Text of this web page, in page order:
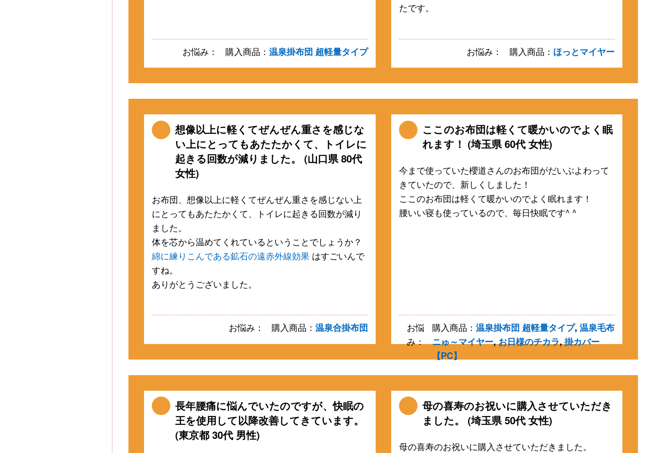
お悩み： 購入商品： 温泉掛布団 超軽量タイプ
たです。
お悩み： 購入商品： ほっとマイヤー
想像以上に軽くてぜんぜん重さを感じな
い上にとってもあたたかくて、トイレに
起きる回数が減りました。 (山口県 80代
女性)
お布団、想像以上に軽くてぜんぜん重さを感じない上
にとってもあたたかくて、トイレに起きる回数が減り
ました。
体を芯から温めてくれているということでしょうか？
綿に練りこんである鉱石の遠赤外線効果 はすごいんで
すね。
ありがとうございました。
お悩み： 購入商品： 温泉合掛布団
ここのお布団は軽くて暖かいのでよく眠
れます！ (埼玉県 60代 女性)
今まで使っていた櫻道さんのお布団がだいぶよわって
きていたので、新しくしました！
ここのお布団は軽くて暖かいのでよく眠れます！
腰いい寝も使っているので、毎日快眠です^ ^
お悩
み：
購入商品： 温泉掛布団 超軽量タイプ, 温泉毛布
ニゅ～マイヤー,お日様のチカラ,掛カバー
【PC】
長年腰痛に悩んでいたのですが、快眠の
王を使用して以降改善してきています。
(東京都 30代 男性)
母の喜寿のお祝いに購入させていただき
ました。 (埼玉県 50代 女性)
母の喜寿のお祝いに購入させていただきました。